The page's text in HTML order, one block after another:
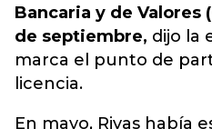
Bancaria y de Valores
de septiembre, dijo la
marca el punto de
licencia.
En mayo, Rivas había